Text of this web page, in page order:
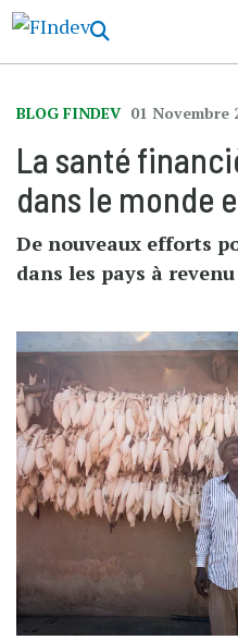
BLOG FINDEV 01 Novembre
La santé
dans le monde
De nouveaux efforts
dans les pays à